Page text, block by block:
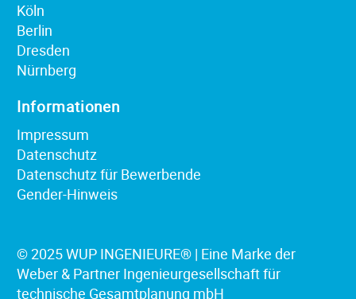
Köln
Berlin
Dresden
Nürnberg
Informationen
Impressum
Datenschutz
Datenschutz für Bewerbende
Gender-Hinweis
© 2025 WUP INGENIEURE® | Eine Marke der
Weber & Partner Ingenieurgesellschaft für
technische Gesamtplanung mbH